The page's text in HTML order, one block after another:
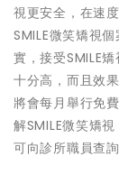
視更安全，在速
SMILE微笑矯視
實，接受SMILE
十分高，而且效
將會每月舉行免
解SMILE微笑矯
可向診所職員查詢